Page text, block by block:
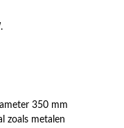
350 mm
zoals metalen